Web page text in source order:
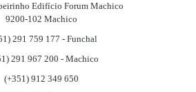
Edifício Forum Machico
9200-102 Machico
291 759 177 - Funchal
291 967 200 - Machico
(+351) 912 349 650